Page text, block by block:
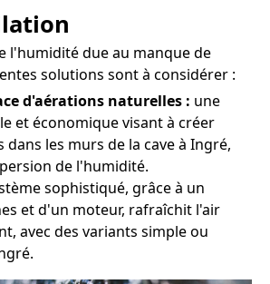
l'humidité due au manque de
solutions sont à considérer :
d'aérations naturelles : une
et économique visant à créer
les murs de la cave à Ingré,
de l'humidité.
sophistiqué, grâce à un
et d'un moteur, rafraîchit l'air
avec des variants simple ou